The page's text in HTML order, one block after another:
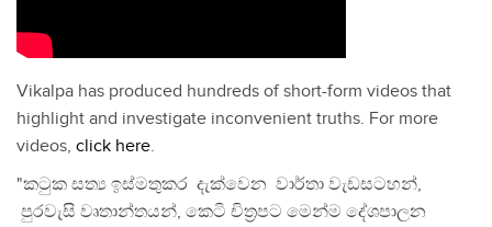
Vikalpa has produced hundreds of short-form videos that
highlight and investigate inconvenient truths. For more
videos, click here.
"කටුක සත්‍ය ඉස්මතුකර දැක්වෙන වාර්තා වැඩසටහන්,
පුරවැසි වෘතාන්තයන්, කෙටි චිත්‍රපට මෙන්ම දේශපාලන